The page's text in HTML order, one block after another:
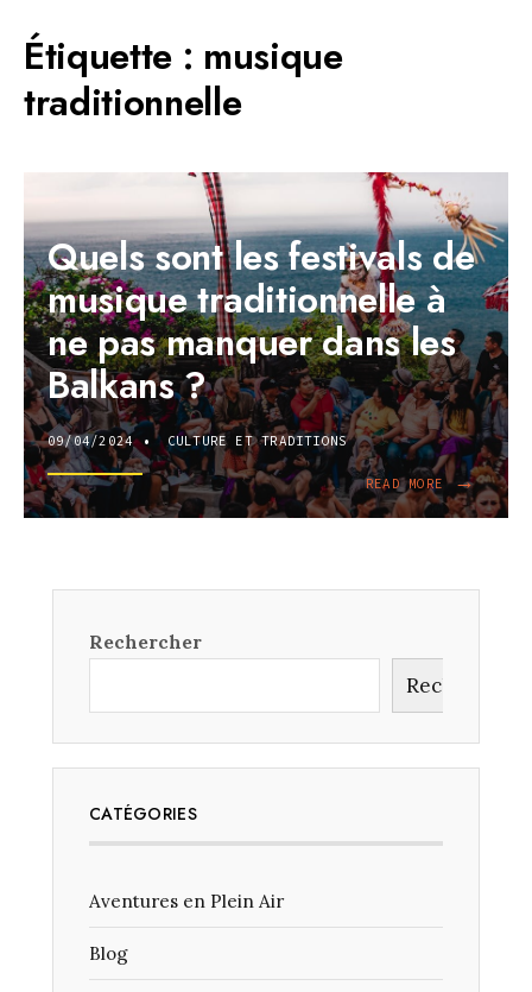
Étiquette : musique
traditionnelle
Quels sont les festivals de
musique traditionnelle à
ne pas manquer dans les
Balkans ?
09/04/2024 • CULTURE ET TRADITIONS
READ MORE →
READ
MORE:
FESTIVALS
À
PAS
MANQUER
Rechercher
Rechercher
CATÉGORIES
Aventures en Plein Air
Blog